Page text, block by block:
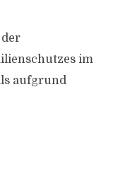
im
aufgrund